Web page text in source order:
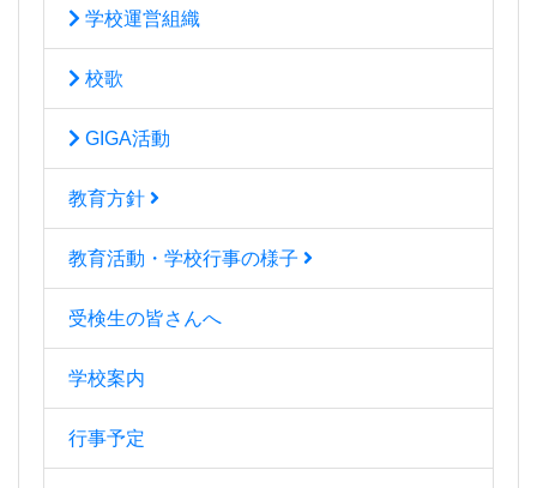
学校運営組織
校歌
GIGA活動
教育方針
教育活動・学校行事の様子
受検生の皆さんへ
学校案内
行事予定